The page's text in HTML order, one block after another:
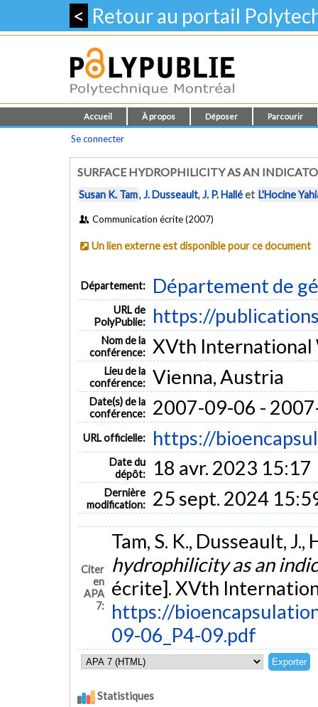
< Retour au portail
Accueil À propos Déposer Parcourir
Se connecter
SURFACE HYDROPHILICITY AS AN
Susan K. Tam,J. Dusseault,J. P. Halléet L'Hocine
Communication écrite (2007)
Un lien externe est disponible pour ce document
Département: Département de
URL de
PolyPublie:
https://
Nom de la
conférence: XVth International
Lieu de la
conférence: Vienna, Austria
Date(s) de la
conférence:
2007-09-06 -
URL officielle: https://
Date du
dépôt:
18 avr. 2023 15:17
Dernière
modification:
25 sept. 2024
Citer
en
APA
7:
Tam, S. K., Dusseault,
hydrophilicity as an
écrite]. XVth
https://
09-06_P4-09.pdf
Statistiques